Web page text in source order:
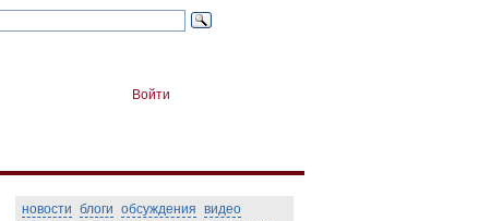
Войти
новости блоги обсуждения видео